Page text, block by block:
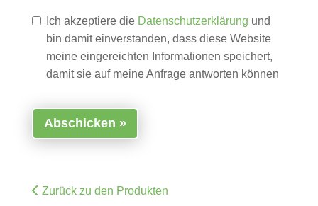
Ich akzeptiere die Datenschutzerklärung und
bin damit einverstanden, dass diese Website
meine eingereichten Informationen speichert,
damit sie auf meine Anfrage antworten können
Abschicken
Zurück zu den Produkten